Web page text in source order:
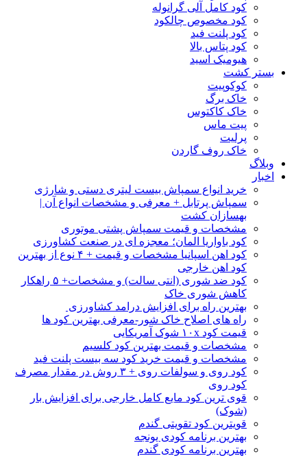
کود کامل آلی گرانوله
کود مخصوص چالکود
کود پلنت فید
کود پتاس بالا
هیومیک اسید
بستر کشت
کوکوپیت
خاک برگ
خاک کاکتوس
پیت ماس
پرلیت
خاک روف گاردن
وبلاگ
اخبار
خرید انواع سمپاش بیست لیتری دستی و شارژی
سمپاش پرتابل + معرفی و مشخصات انواع آن |
بهسازان کشت
مشخصات و قیمت سمپاش پشتی موتوری
کود باواریا المان؛ معجزه ای در صنعت کشاورزی
کود اهن اسپانیا مشخصات و قیمت + ۴ نوع از بهترین
کود اهن خارجی
کود ضد شوری (انتی سالت) و مشخصات+ ۵ راهکار
کاهش شوری خاک
بهترین راه برای افزایش درامد کشاورزی
راه های اصلاح خاک شور-معرفی بهترین کود ها
قیمت کود ۱۰x شوک آمریکایی
مشخصات و قیمت بهترین کود کلسیم
مشخصات و قیمت خرید کود سه بیست پلنت فید
کود روی و سولفات روی + ۳ روش در مقدار مصرف
کود روی
قوی ترین کود مایع کامل خارجی برای افزایش بار
(شوک)
قویترین کود تقویتی گندم
بهترین برنامه کودی یونجه
بهترین برنامه کودی گندم